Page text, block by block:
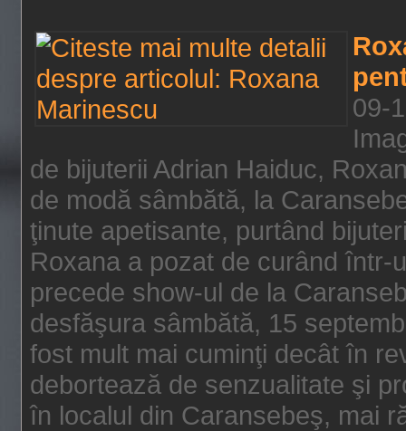
09-
de bijuterii Adrian Haiduc,
de modă sâmbătă, la
ţinute apetisante, purtând
Roxana a pozat de curând
precede show-ul de la
desfăşura sâmbătă, 15
fost mult mai cuminţi decât în
debortează de senzualitate şi
în localul din Caransebeş, mai